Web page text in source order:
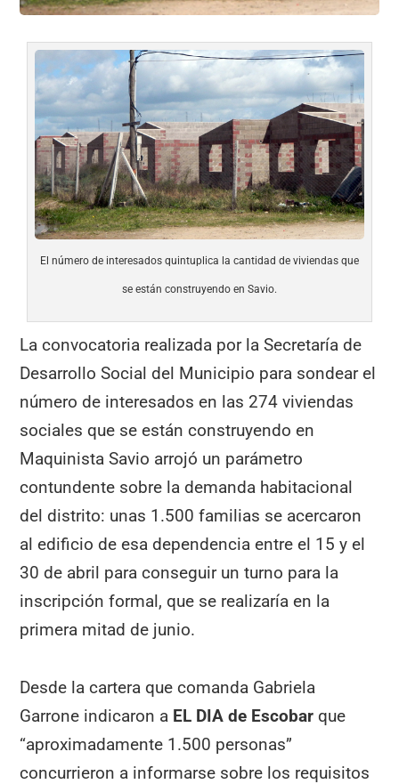
El número de interesados quintuplica la cantidad de viviendas que
se están construyendo en Savio.
La convocatoria realizada por la Secretaría de
Desarrollo Social del Municipio para sondear el
número de interesados en las 274 viviendas
sociales que se están construyendo en
Maquinista Savio arrojó un parámetro
contundente sobre la demanda habitacional
del distrito: unas 1.500 familias se acercaron
al edificio de esa dependencia entre el 15 y el
30 de abril para conseguir un turno para la
inscripción formal, que se realizaría en la
primera mitad de junio.
Desde la cartera que comanda Gabriela
Garrone indicaron a EL DIA de Escobar que
“aproximadamente 1.500 personas”
concurrieron a informarse sobre los requisitos